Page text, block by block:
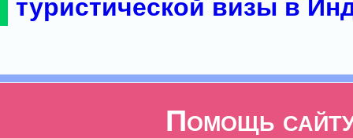
туристической визы в
Помощь